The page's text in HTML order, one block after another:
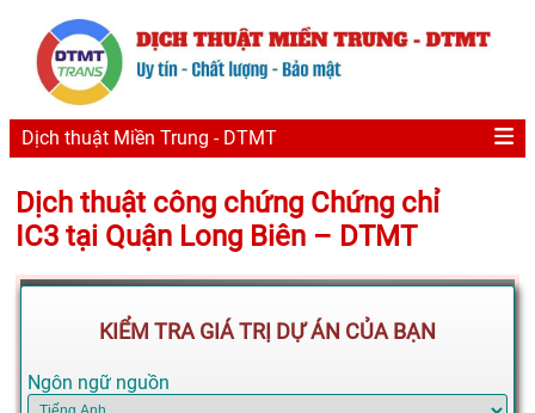
Dịch thuật Miền Trung - DTMT
Dịch thuật công chứng Chứng chỉ
IC3 tại Quận Long Biên – DTMT
KIỂM TRA GIÁ TRỊ DỰ ÁN CỦA BẠN
Ngôn ngữ nguồn